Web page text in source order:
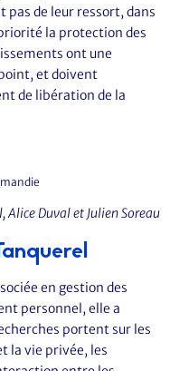
pas de leur ressort, dans
la protection des
ont une
et doivent
de libération de la
Alice Duval et Julien Soreau
en gestion des
personnel, elle a
portent sur les
la vie privée, les